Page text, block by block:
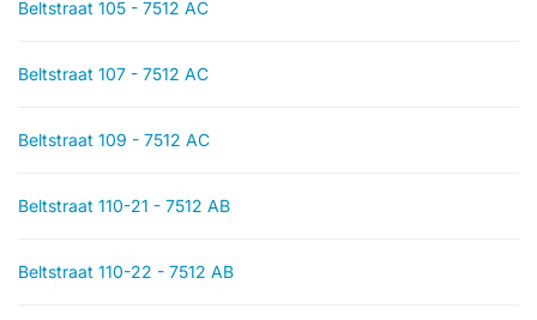
Beltstraat 105 - 7512 AC
Beltstraat 107 - 7512 AC
Beltstraat 109 - 7512 AC
Beltstraat 110-21 - 7512 AB
Beltstraat 110-22 - 7512 AB